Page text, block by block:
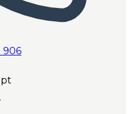
906
pt